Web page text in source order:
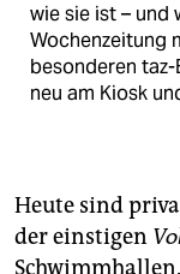
wie sie ist – und
Wochenzeitung
besonderen
neu am Kiosk
Heute sind
der einstigen